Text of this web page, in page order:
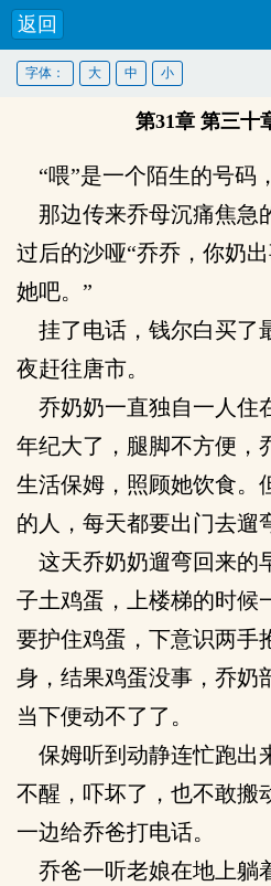
返回
字体： 大 中 小
第31章 第三十
“喂”是一个陌生的号码
那边传来乔母沉痛焦急
过后的沙哑“乔乔，你奶
她吧。”
挂了电话，钱尔白买了
夜赶往唐市。
乔奶奶一直独自一人住
年纪大了，腿脚不方便，
生活保姆，照顾她饮食。
的人，每天都要出门去遛
这天乔奶奶遛弯回来的
子土鸡蛋，上楼梯的时候
要护住鸡蛋，下意识两手
身，结果鸡蛋没事，乔奶
当下便动不了了。
保姆听到动静连忙跑出
不醒，吓坏了，也不敢搬
一边给乔爸打电话。
乔爸一听老娘在地上躺